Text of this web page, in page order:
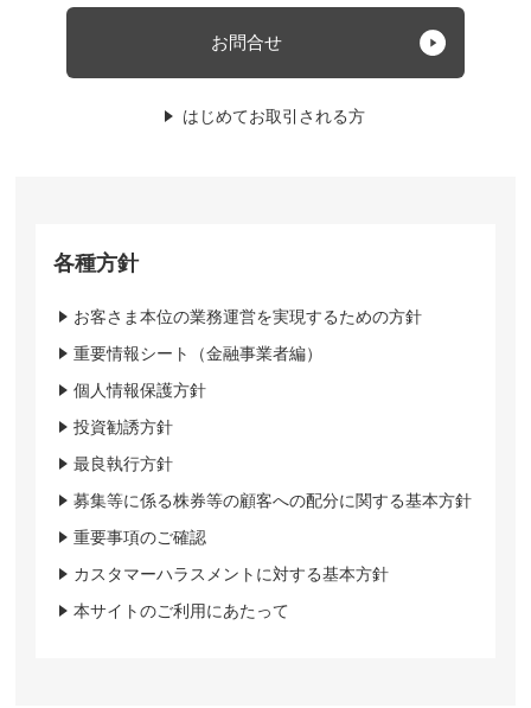
お問合せ
はじめてお取引される方
各種方針
お客さま本位の業務運営を実現するための方針
重要情報シート（金融事業者編）
個人情報保護方針
投資勧誘方針
最良執行方針
募集等に係る株券等の顧客への配分に関する基本方針
重要事項のご確認
カスタマーハラスメントに対する基本方針
本サイトのご利用にあたって